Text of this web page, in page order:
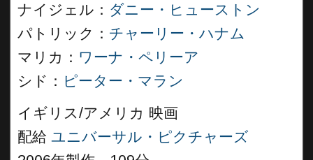
ナイジェル： ダニー・ヒューストン
パトリック： チャーリー・ハナム
マリカ： ワーナ・ペリーア
シド： ピーター・マラン
イギリス/アメリカ 映画
配給 ユニバーサル・ピクチャーズ